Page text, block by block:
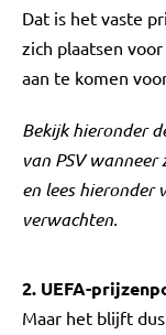
Dat is het vaste
zich plaatsen
aan te komen
Bekijk hieronder
van PSV
en lees hieronder
verwachten.
2. UEFA-
Maar het blijft